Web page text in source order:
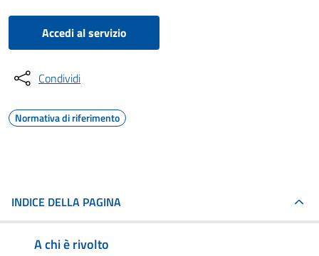
Accedi al servizio
Condividi
Normativa di riferimento
INDICE DELLA PAGINA
A chi è rivolto